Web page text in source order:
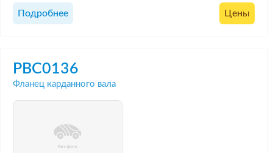
Подробнее Цены
PBC0136
Фланец карданного вала